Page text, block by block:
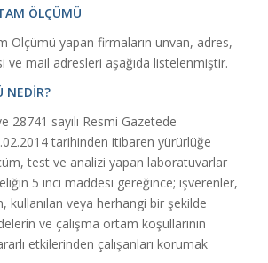
ÖLÇÜMÜ
Ölçümü yapan firmaların unvan, adres,
mail adresleri aşağıda listelenmiştir.
NEDİR?
28741 sayılı Resmi Gazetede
tarihinden itibaren yürürlüğe
test ve analizi yapan laboratuvarlar
5 inci maddesi gereğince; işverenler,
kullanılan veya herhangi bir şekilde
ve çalışma ortam koşullarının
etkilerinden çalışanları korumak